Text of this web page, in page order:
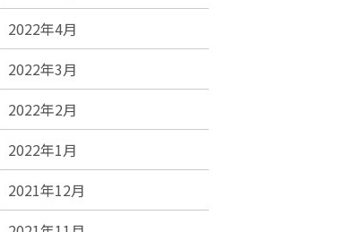
2022年4月
2022年3月
2022年2月
2022年1月
2021年12月